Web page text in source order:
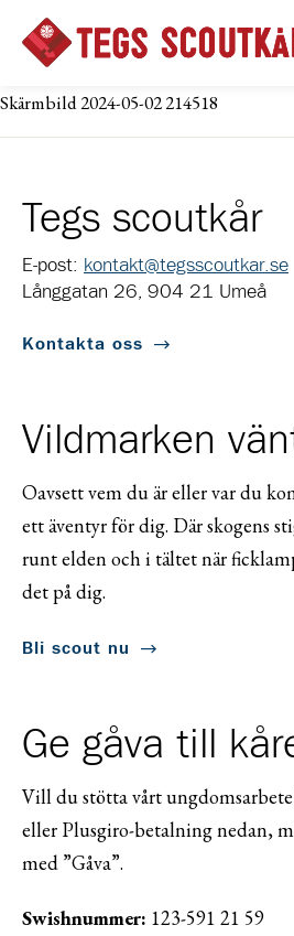
Skärmbild 2024-05-02 214518
Tegs scoutkår
E-post: kontakt@tegsscoutkar.se
Långgatan 26, 904 21 Umeå
Kontakta oss
Vildmarken
Oavsett vem du är eller var du
ett äventyr för dig. Där skogens
runt elden och i tältet när
det på dig.
Bli scout nu
Ge gåva till
Vill du stötta vårt
eller Plusgiro-betalning nedan,
med ”Gåva”.
Swishnummer: 123-591 21 59